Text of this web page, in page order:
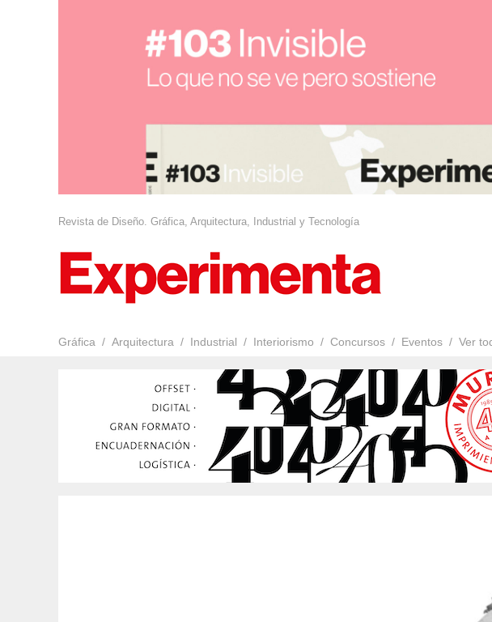
Revista de Diseño. Gráfica, Arquitectura, Industrial y Tecnología
Gráfica Arquitectura Industrial Interiorismo Concursos Eventos Ver